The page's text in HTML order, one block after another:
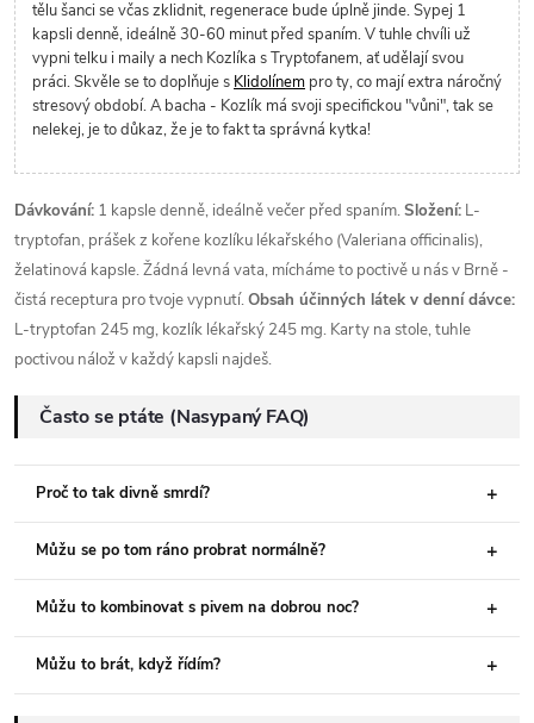
tělu šanci se včas zklidnit, regenerace bude úplně jinde. Sypej 1
kapsli denně, ideálně 30-60 minut před spaním. V tuhle chvíli už
vypni telku i maily a nech Kozlíka s Tryptofanem, ať udělají svou
práci. Skvěle se to doplňuje s Klidolínem pro ty, co mají extra náročný
stresový období. A bacha - Kozlík má svoji specifickou "vůni", tak se
nelekej, je to důkaz, že je to fakt ta správná kytka!
Dávkování: 1 kapsle denně, ideálně večer před spaním.Složení: L-
tryptofan, prášek z kořene kozlíku lékařského (Valeriana officinalis),
želatinová kapsle. Žádná levná vata, mícháme to poctivě u nás v Brně -
čistá receptura pro tvoje vypnutí.Obsah účinných látek v denní dávce:
L-tryptofan 245 mg, kozlík lékařský 245 mg. Karty na stole, tuhle
poctivou nálož v každý kapsli najdeš.
Často se ptáte (Nasypaný FAQ)
Proč to tak divně smrdí?
Můžu se po tom ráno probrat normálně?
Můžu to kombinovat s pivem na dobrou noc?
Můžu to brát, když řídím?